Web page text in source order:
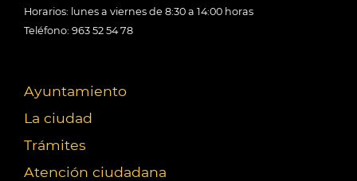
Horarios: lunes a viernes de 8:30 a 14:00 horas
Teléfono: 963 52 54 78
Ayuntamiento
La ciudad
Trámites
Atención ciudadana